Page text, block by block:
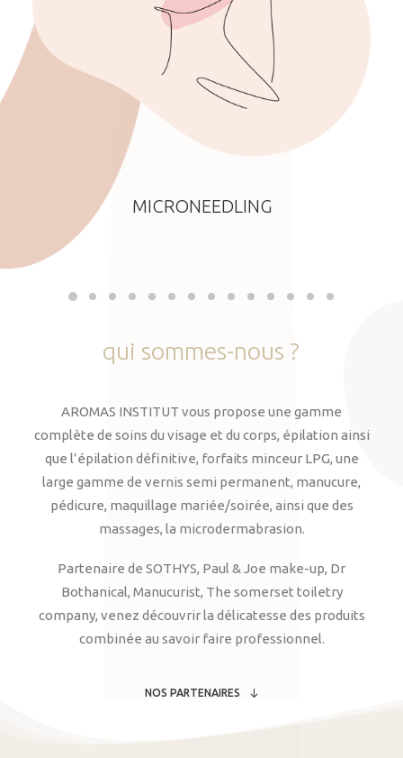
MICRONEEDLING
qui sommes-nous ?
AROMAS INSTITUT vous propose une gamme
complète de soins du visage et du corps, épilation ainsi
que l’épilation définitive, forfaits minceur LPG, une
large gamme de vernis semi permanent, manucure,
pédicure, maquillage mariée/soirée, ainsi que des
massages, la microdermabrasion.
Partenaire de SOTHYS, Paul & Joe make-up, Dr
Bothanical, Manucurist, The somerset toiletry
company, venez découvrir la délicatesse des produits
combinée au savoir faire professionnel.
NOS PARTENAIRES